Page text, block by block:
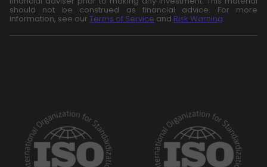
should not be construed as financial advice. For more
information, see our Terms of Service and Risk Warning.